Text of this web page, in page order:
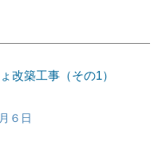
改築工事（その1）
６日